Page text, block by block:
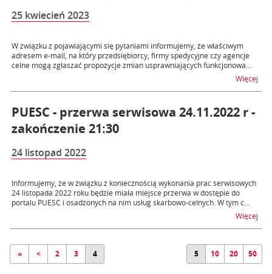
25 kwiecień 2023
W związku z pojawiającymi się pytaniami informujemy, że właściwym
adresem e-mail, na który przedsiębiorcy, firmy spedycyjne czy agencje
celne mogą zgłaszać propozycje zmian usprawniających funkcjonowa...
Więcej
PUESC - przerwa serwisowa 24.11.2022 r -
zakończenie 21:30
24 listopad 2022
Informujemy, że w związku z koniecznością wykonania prac serwisowych
24 listopada 2022 roku będzie miała miejsce przerwa w dostępie do
portalu PUESC i osadzonych na nim usług skarbowo-celnych. W tym c...
Więcej
« < 2 3 4 5 10 20 50